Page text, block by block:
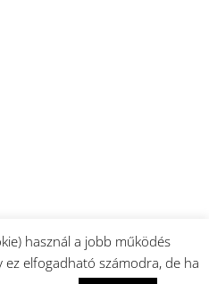
használ a jobb működés
ez elfogadható számodra, de ha